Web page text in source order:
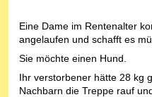
Eine Dame im Rentenalter
angelaufen und schafft es
Sie möchte einen Hund.
Ihr verstorbener hätte 28 kg
Nachbarn die Treppe rauf